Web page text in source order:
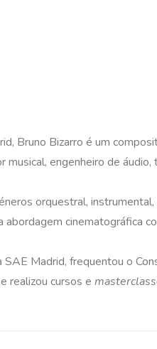
Bruno Bizarro é um
musical, engenheiro de áudio,
orquestral,
abordagem cinematográfica
Madrid, frequentou o
realizou cursos e